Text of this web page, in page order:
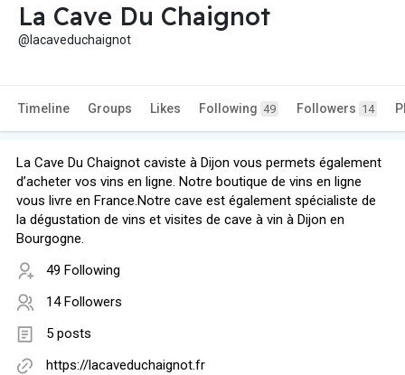
La Cave Du Chaignot
@lacaveduchaignot
Timeline Groups Likes Following 49 Followers 14
La Cave Du Chaignot caviste à Dijon vous permets également
d’acheter vos vins en ligne. Notre boutique de vins en ligne
vous livre en France.Notre cave est également spécialiste de
la dégustation de vins et visites de cave à vin à Dijon en
Bourgogne.
49 Following
14 Followers
5 posts
https://lacaveduchaignot.fr